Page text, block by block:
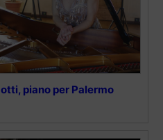
piano per Palermo